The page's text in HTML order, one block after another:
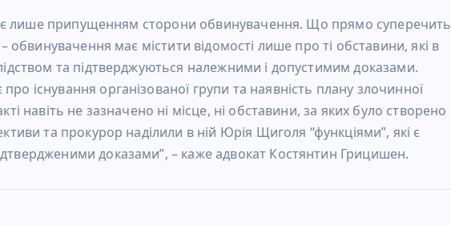
є лише припущенням сторони обвинувачення. Що прямо суперечить
обвинувачення має містити відомості лише про ті обставини, які в
та підтверджуються належними і допустимим доказами.
існування організованої групи та наявність плану злочинної
навіть не зазначено ні місце, ні обставини, за яких було створено
та прокурор наділили в ній Юрія Щиголя “функціями”, які є
доказами”, – каже адвокат Костянтин Грицишен.